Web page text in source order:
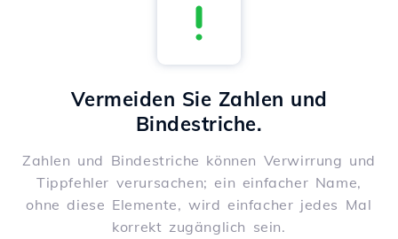
Vermeiden Sie Zahlen und
Bindestriche.
Zahlen und Bindestriche können Verwirrung und
Tippfehler verursachen; ein einfacher Name,
ohne diese Elemente, wird einfacher jedes Mal
korrekt zugänglich sein.